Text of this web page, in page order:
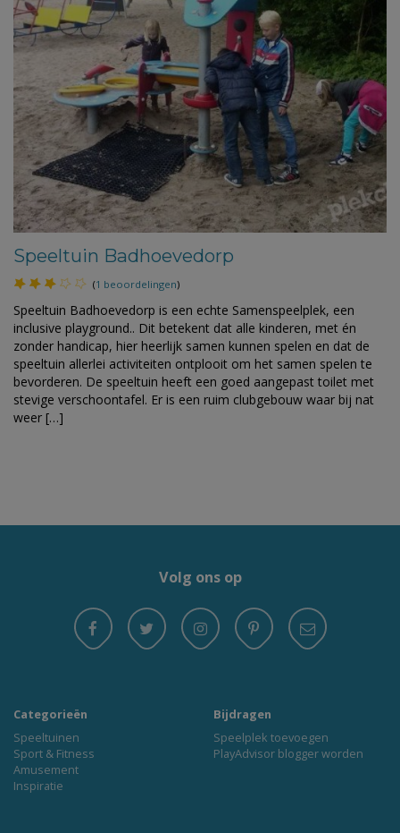
Speeltuin Badhoevedorp
(1 beoordelingen)
Speeltuin Badhoevedorp is een echte Samenspeelplek, een
inclusive playground.. Dit betekent dat alle kinderen, met én
zonder handicap, hier heerlijk samen kunnen spelen en dat de
speeltuin allerlei activiteiten ontplooit om het samen spelen te
bevorderen. De speeltuin heeft een goed aangepast toilet met
stevige verschoontafel. Er is een ruim clubgebouw waar bij nat
weer […]
Volg ons op
Categorieën
Speeltuinen
Sport & Fitness
Amusement
Inspiratie
Bijdragen
Speelplek toevoegen
PlayAdvisor blogger worden